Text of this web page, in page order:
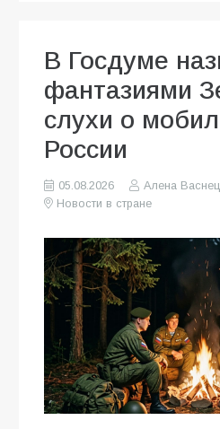
В Госдуме
фантазиями
слухи о
России
05.08.2026
Алена
Новости в стране